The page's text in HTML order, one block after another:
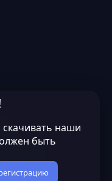
наши
быть